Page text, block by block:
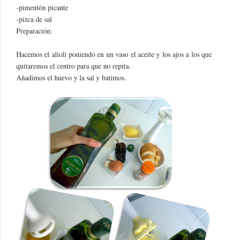
-pimentón picante
-pizca de sal
Preparación:
Hacemos el alioli poniendo en un vaso el aceite y los ajos a los que
quitaremos el centro para que no repita.
Añadimos el huevo y la sal y batimos.